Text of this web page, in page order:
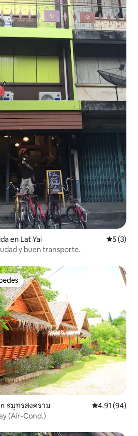
disponibles de
algo. Y la
los mensajes es
si lo prefieres.
el aeropuerto: -
de Don
Aeropuerto de
- En cualquier
1500 thb.
- menú de 5 platos
local: 350
550 thb por
350
de interés
de Amphawa) -
thb/persona
mercado
y luciérnagas)
jardín te
que tu familia.
si estuvieras en la
proporcionamos
si deseas ver la
Amphawa es la
podemos darte
de Amphawa.
siente como
bien
quieres vivir
cosas
en Lat Yai
5 (3)
y buen transporte.
สมุทรสงคราม Calificación
4.91 (94)
(Air-Cond.)